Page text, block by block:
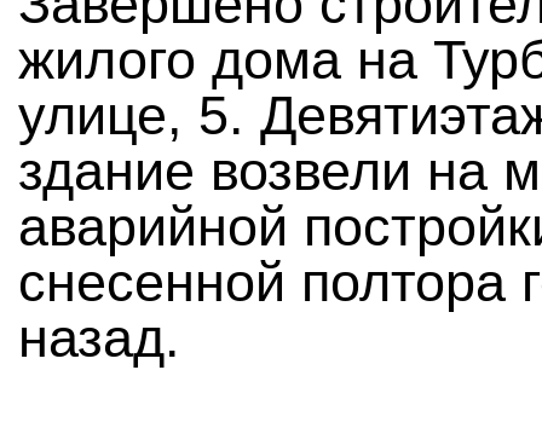
жилого дома на
улице, 5.
здание возвели на
аварийной
снесенной полтора
назад.